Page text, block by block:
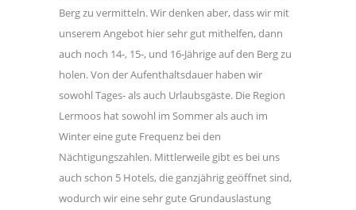
Berg zu vermitteln. Wir denken aber, dass wir mit
unserem Angebot hier sehr gut mithelfen, dann
auch noch 14-, 15-, und 16-Jährige auf den Berg zu
holen. Von der Aufenthaltsdauer haben wir
sowohl Tages- als auch Urlaubsgäste. Die Region
Lermoos hat sowohl im Sommer als auch im
Winter eine gute Frequenz bei den
Nächtigungszahlen. Mittlerweile gibt es bei uns
auch schon 5 Hotels, die ganzjährig geöffnet sind,
wodurch wir eine sehr gute Grundauslastung